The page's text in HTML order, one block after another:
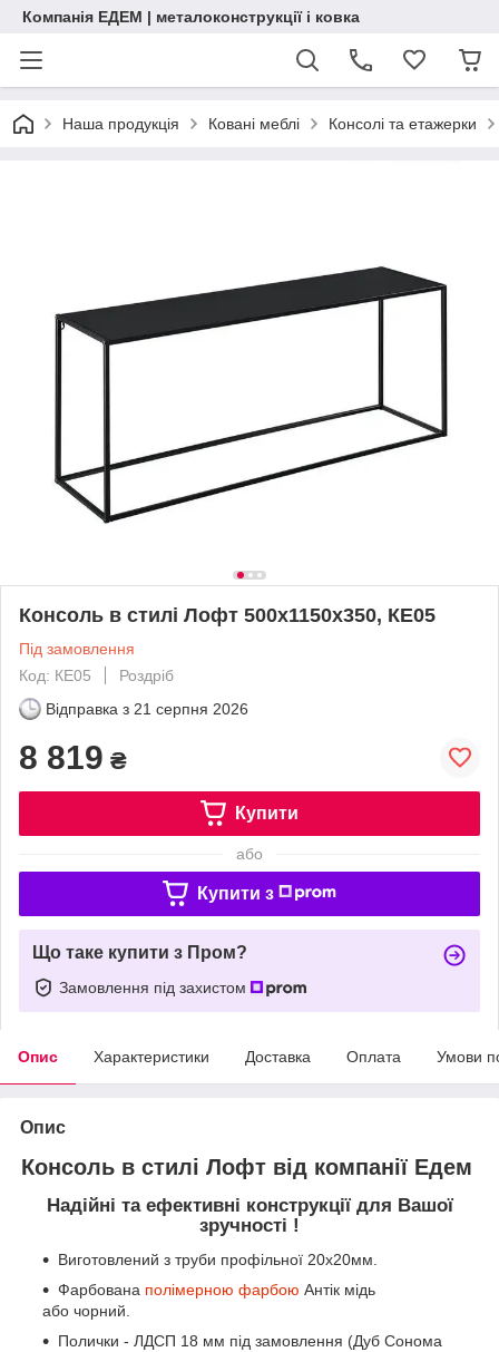
Компанія ЕДЕМ | металоконструкції і ковка
Наша продукція Ковані меблі Консолі та етажерки
Консоль в стилі Лофт 500х1150х350, КЕ05
Під замовлення
Код: КЕ05
Роздріб
Відправка з 21 серпня 2026
8 819 ₴
Купити
або
Купити з
Що таке купити з Пром?
Замовлення під захистом
Опис Характеристики Доставка Оплата Умови
Опис
Консоль в стилі Лофт від компанії Едем
Надійні та ефективні конструкції для Вашої
зручності !
Виготовлений з труби профільної 20х20мм.
Фарбована полімерною фарбою Антік мідь
або чорний.
Полички - ЛДСП 18 мм під замовлення (Дуб Сонома